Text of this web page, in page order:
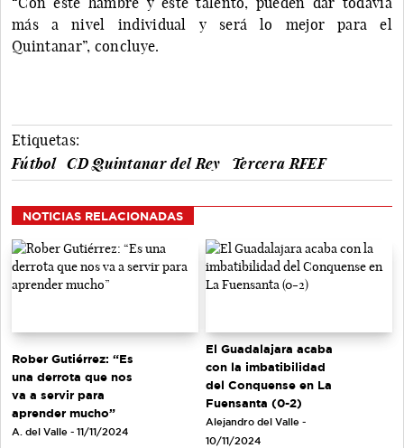
más a nivel individual y será lo mejor para el
Quintanar”, concluye.
Etiquetas:
Fútbol
CD Quintanar del Rey Tercera RFEF
NOTICIAS RELACIONADAS
Rober Gutiérrez: “Es
una derrota que nos
va a servir para
aprender mucho”
A. del Valle - 11/11/2024
El Guadalajara acaba
con la imbatibilidad
del Conquense en La
Fuensanta (0-2)
Alejandro del Valle -
10/11/2024